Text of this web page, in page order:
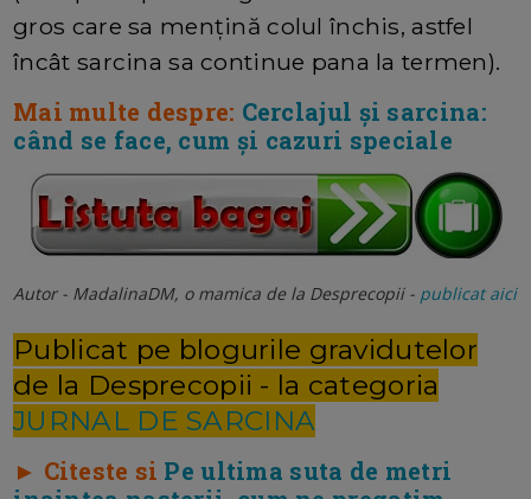
gros care sa mențină colul închis, astfel
încât sarcina sa continue pana la termen).
Mai multe despre: Cerclajul și sarcina:
când se face, cum și cazuri speciale
Autor - MadalinaDM, o mamica de la Desprecopii - publicat aici
Publicat pe blogurile gravidutelor
de la Desprecopii - la categoria
JURNAL DE SARCINA
► Citeste si Pe ultima suta de metri